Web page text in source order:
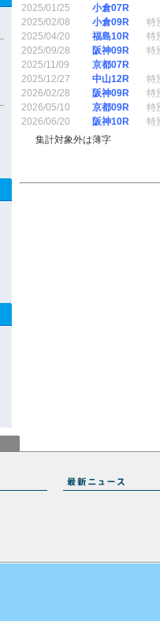
2025/01/25
小倉07R
2025/02/08
小倉09R 特
2025/04/20
福島10R 特
2025/09/28
阪神09R 特
2025/11/09
京都07R
2025/12/27
中山12R 特
2026/02/28
阪神09R 特
2026/05/10
京都09R 特
2026/06/20
阪神10R 特
集計対象外は薄字